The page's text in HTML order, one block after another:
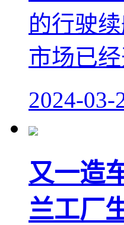
的行驶
市场已
2024-03-
又一造
兰工厂